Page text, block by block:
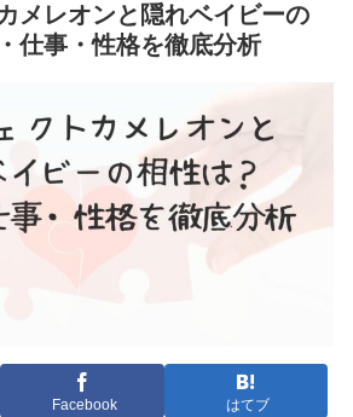
メレオンと隠れベイビーの
仕事・性格を徹底分析
Facebook はてブ